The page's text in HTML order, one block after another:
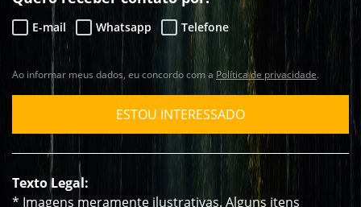
E-mail Whatsapp Telefone
Ao informar meus dados, eu concordo com a Política de privacidade.
ESTOU INTERESSADO
Texto Legal:
* Imagens meramente ilustrativas. Alguns itens